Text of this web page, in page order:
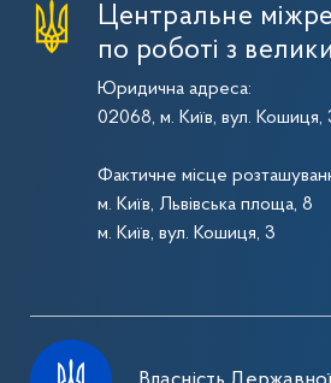
Центральне
по роботі з
Юридична адреса:
02068, м. Київ, вул. Кошиця,
Фактичне місце
м. Київ, Львівська площа, 8
м. Київ, вул. Кошиця, 3